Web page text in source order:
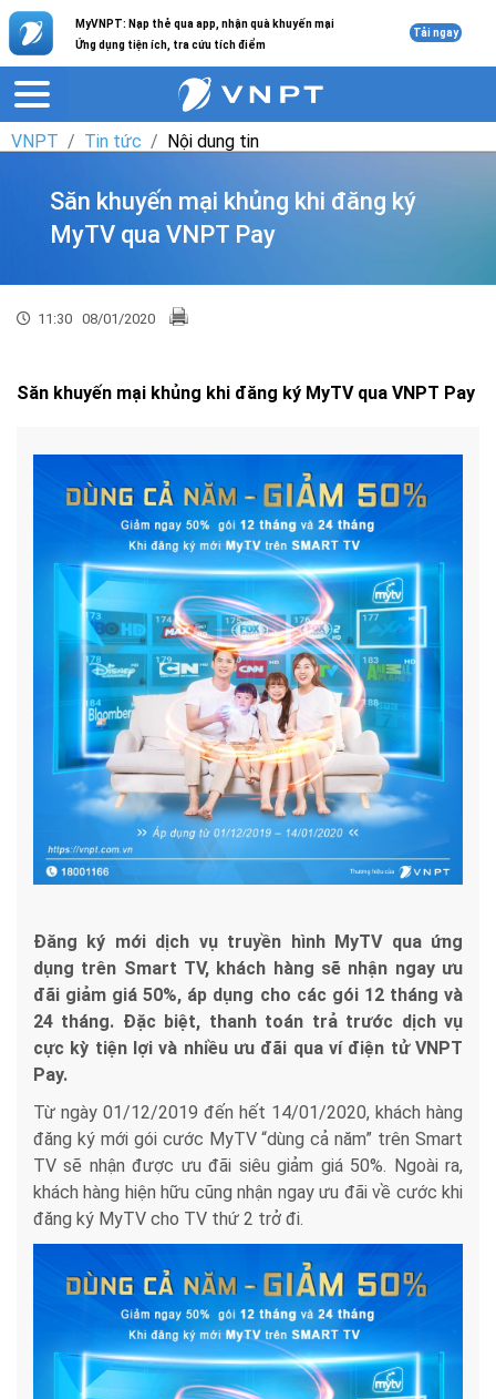
MyVNPT: Nạp thẻ qua app, nhận quà khuyến mại
Ứng dụng tiện ích, tra cứu tích điểm
Tải ngay
VNPT Tin tức Nội dung tin
Săn khuyến mại khủng khi đăng ký
MyTV qua VNPT Pay
11:30 08/01/2020
Săn khuyến mại khủng khi đăng ký MyTV qua VNPT Pay
Đăng ký mới dịch vụ truyền hình MyTV qua ứng
dụng trên Smart TV, khách hàng sẽ nhận ngay ưu
đãi giảm giá 50%, áp dụng cho các gói 12 tháng và
24 tháng. Đặc biệt, thanh toán trả trước dịch vụ
cực kỳ tiện lợi và nhiều ưu đãi qua ví điện tử VNPT
Pay.
Từ ngày 01/12/2019 đến hết 14/01/2020, khách hàng
đăng ký mới gói cước MyTV “dùng cả năm” trên Smart
TV sẽ nhận được ưu đãi siêu giảm giá 50%. Ngoài ra,
khách hàng hiện hữu cũng nhận ngay ưu đãi về cước khi
đăng ký MyTV cho TV thứ 2 trở đi.